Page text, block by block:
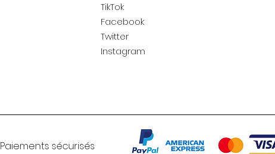
TikTok
Facebook
Twitter
Instagram
Paiements sécurisés